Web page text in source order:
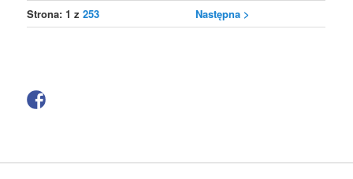
Strona: 1 z253 Następna >